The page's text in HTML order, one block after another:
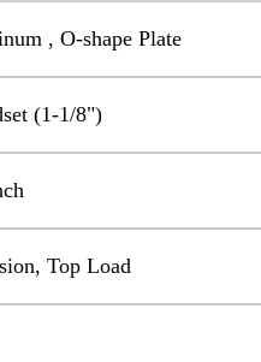
, O-shape Plate
(1-1/8")
Top Load